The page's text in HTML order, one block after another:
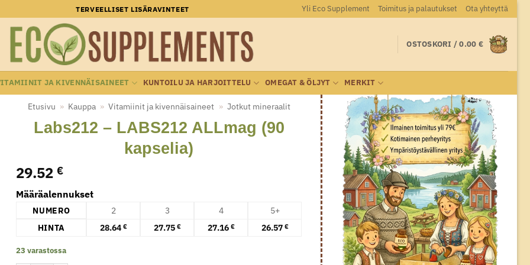
TERVEELLISET LISÄRAVINTEET Yli Eco Supplement Toimitus ja palautukset Ota yhteyttä
OSTOSKORI /0.00 €
JA KIVENNÄISAINEET KUNTOILU JA HARJOITTELU OMEGAT & ÖLJYT MERKIT
Etusivu » Kauppa » Vitamiinit ja kivennäisaineet » Jotkut mineraalit
Labs212 – LABS212 ALLmag (90
kapselia)
29.52 €
Määräalennukset
NUMERO 2 3 4
5+
HINTA
28.64 € 27.75 € 27.16 € 26.57 €
23 varastossa